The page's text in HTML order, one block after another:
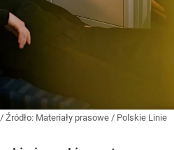
/ Źródło: Materiały prasowe / Polskie Linie